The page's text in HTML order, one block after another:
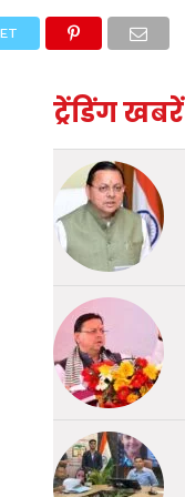
ट्रेंडिंग खबरें